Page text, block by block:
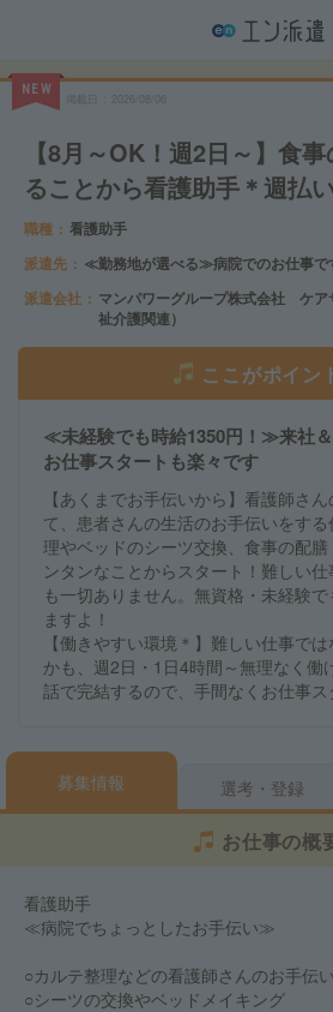
NEW
【8月～OK！週2日～】食
ることから看護助手＊週払
職種
看護助手
派遣先
≪勤務地が選べる≫病院でのお仕事で
派遣会社
マンパワーグループ株式会社 ケ
祉介護関連）
ここがポイン
≪未経験でも時給1350円！≫来社
お仕事スタートも楽々です
【あくまでお手伝いから】看護師さ
て、患者さんの生活のお手伝いをす
理やベッドのシーツ交換、食事の配
ンタンなことからスタート！難しい
も一切ありません。無資格・未経験
ますよ！
【働きやすい環境＊】難しい仕事で
かも、週2日・1日4時間～無理なく働
話で完結するので、手間なくお仕事ス
募集情報 選考・登録
お仕事の概
看護助手
≪病院でちょっとしたお手伝い≫
○カルテ整理などの看護師さんのお手伝い
○シーツの交換やベッドメイキング